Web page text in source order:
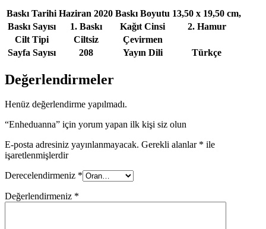
Baskı Tarihi Haziran 2020 Baskı Boyutu 13,50 x 19,50 cm,
Baskı Sayısı
1. Baskı Kağıt Cinsi
2. Hamur
Cilt Tipi
Ciltsiz
Çevirmen
Sayfa Sayısı
208 Yayın Dili Türkçe
Değerlendirmeler
Henüz değerlendirme yapılmadı.
“Enheduanna” için yorum yapan ilk kişi siz olun
E-posta adresiniz yayınlanmayacak. Gerekli alanlar * ile
işaretlenmişlerdir
Derecelendirmeniz *
Değerlendirmeniz *